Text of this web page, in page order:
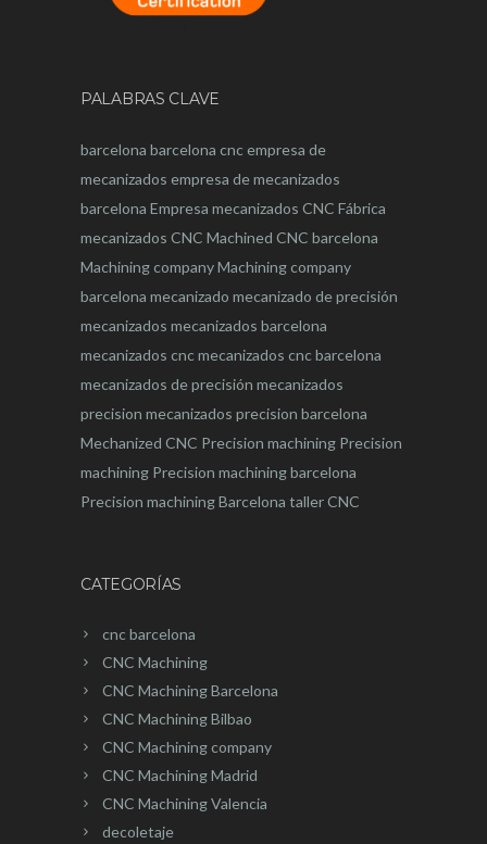
PALABRAS CLAVE
barcelona barcelona cncempresa de
mecanizados empresa de mecanizados
barcelona Empresa mecanizados CNC Fábrica
mecanizados CNC Machined CNC barcelona
Machining companyMachining company
barcelona mecanizado mecanizado de precisión
mecanizados mecanizados barcelona
mecanizados cncmecanizados cnc barcelona
mecanizados de precisión mecanizados
precision mecanizados precision barcelona
Mechanized CNC Precision machining Precision
machining Precision machining barcelona
Precision machining Barcelona taller CNC
CATEGORÍAS
cnc barcelona
CNC Machining
CNC Machining Barcelona
CNC Machining Bilbao
CNC Machining company
CNC Machining Madrid
CNC Machining Valencia
decoletaje